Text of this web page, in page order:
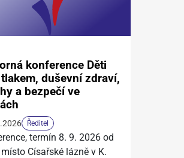
konference Děti
duševní zdraví,
a bezpečí ve
Ředitel
termín 8. 9. 2026 od
Císařské lázně v K.